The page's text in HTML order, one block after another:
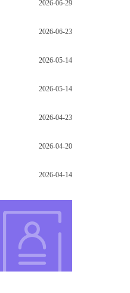
2026-06-29
2026-06-23
2026-05-14
2026-05-14
2026-04-23
2026-04-20
2026-04-14